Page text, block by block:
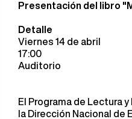
Presentación del libro
Detalle
Viernes 14 de abril
17:00
Auditorio
El Programa de Lectura
la Dirección Nacional de